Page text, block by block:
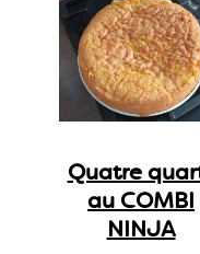
Quatre
au COMBI
NINJA